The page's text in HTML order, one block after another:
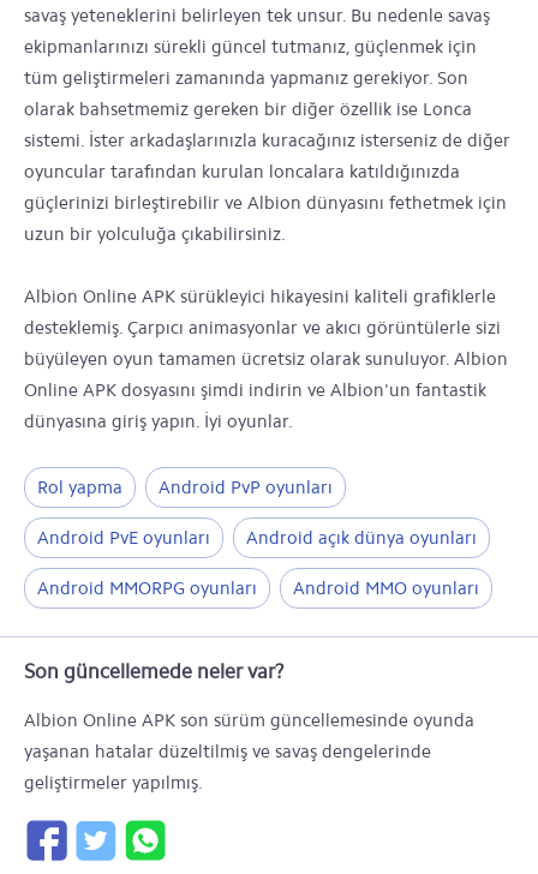
savaş yeteneklerini belirleyen tek unsur. Bu nedenle savaş
ekipmanlarınızı sürekli güncel tutmanız, güçlenmek için
tüm geliştirmeleri zamanında yapmanız gerekiyor. Son
olarak bahsetmemiz gereken bir diğer özellik ise Lonca
sistemi. İster arkadaşlarınızla kuracağınız isterseniz de diğer
oyuncular tarafından kurulan loncalara katıldığınızda
güçlerinizi birleştirebilir ve Albion dünyasını fethetmek için
uzun bir yolculuğa çıkabilirsiniz.
Albion Online APK sürükleyici hikayesini kaliteli grafiklerle
desteklemiş. Çarpıcı animasyonlar ve akıcı görüntülerle sizi
büyüleyen oyun tamamen ücretsiz olarak sunuluyor. Albion
Online APK dosyasını şimdi indirin ve Albion'un fantastik
dünyasına giriş yapın. İyi oyunlar.
Rol yapma Android PvP oyunları
Android PvE oyunları Android açık dünya oyunları
Android MMORPG oyunları Android MMO oyunları
Son güncellemede neler var?
Albion Online APK son sürüm güncellemesinde oyunda
yaşanan hatalar düzeltilmiş ve savaş dengelerinde
geliştirmeler yapılmış.